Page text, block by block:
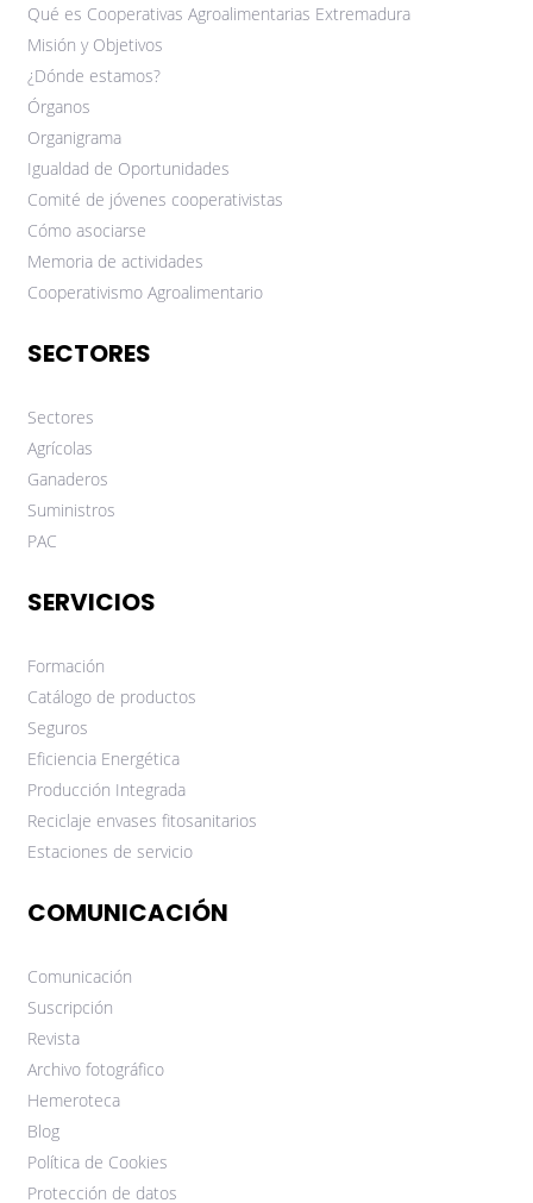
Qué es Cooperativas Agroalimentarias Extremadura
Misión y Objetivos
¿Dónde estamos?
Órganos
Organigrama
Igualdad de Oportunidades
Comité de jóvenes cooperativistas
Cómo asociarse
Memoria de actividades
Cooperativismo Agroalimentario
SECTORES
Sectores
Agrícolas
Ganaderos
Suministros
PAC
SERVICIOS
Formación
Catálogo de productos
Seguros
Eficiencia Energética
Producción Integrada
Reciclaje envases fitosanitarios
Estaciones de servicio
COMUNICACIÓN
Comunicación
Suscripción
Revista
Archivo fotográfico
Hemeroteca
Blog
Política de Cookies
Protección de datos